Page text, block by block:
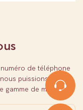
de téléphone
puissions vous
gamme de modèles